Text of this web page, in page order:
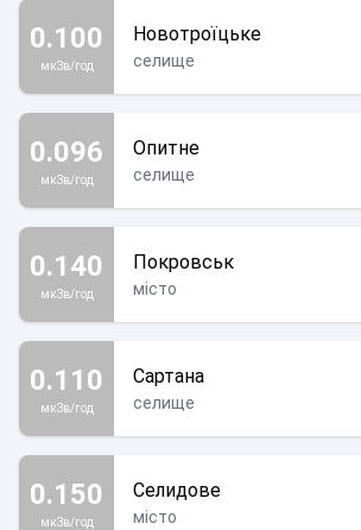
0.100
мкЗв/год
Новотроїцьке
селище
0.096
мкЗв/год
Опитне
селище
0.140
мкЗв/год
Покровськ
місто
0.110
мкЗв/год
Сартана
селище
0.150
мкЗв/год
Селидове
місто